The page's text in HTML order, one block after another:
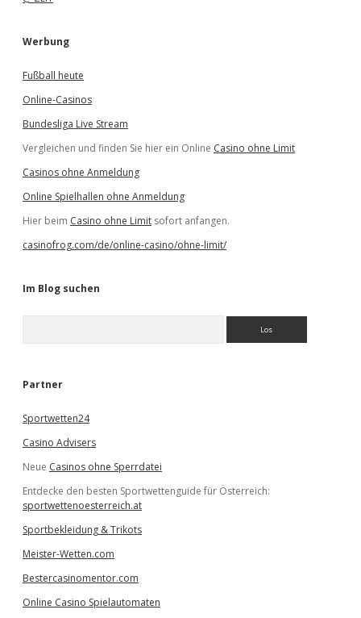
Werbung
Fußball heute
Online-Casinos
Bundesliga Live Stream
Vergleichen und finden Sie hier ein Online Casino ohne Limit
Casinos ohne Anmeldung
Online Spielhallen ohne Anmeldung
Hier beim Casino ohne Limit sofort anfangen.
casinofrog.com/de/online-casino/ohne-limit/
Im Blog suchen
e
Partner
Sportwetten24
Casino Advisers
Neue Casinos ohne Sperrdatei
Entdecke den besten Sportwettenguide für Österreich:
sportwettenoesterreich.at
Sportbekleidung & Trikots
Meister-Wetten.com
Bestercasinomentor.com
Online Casino Spielautomaten